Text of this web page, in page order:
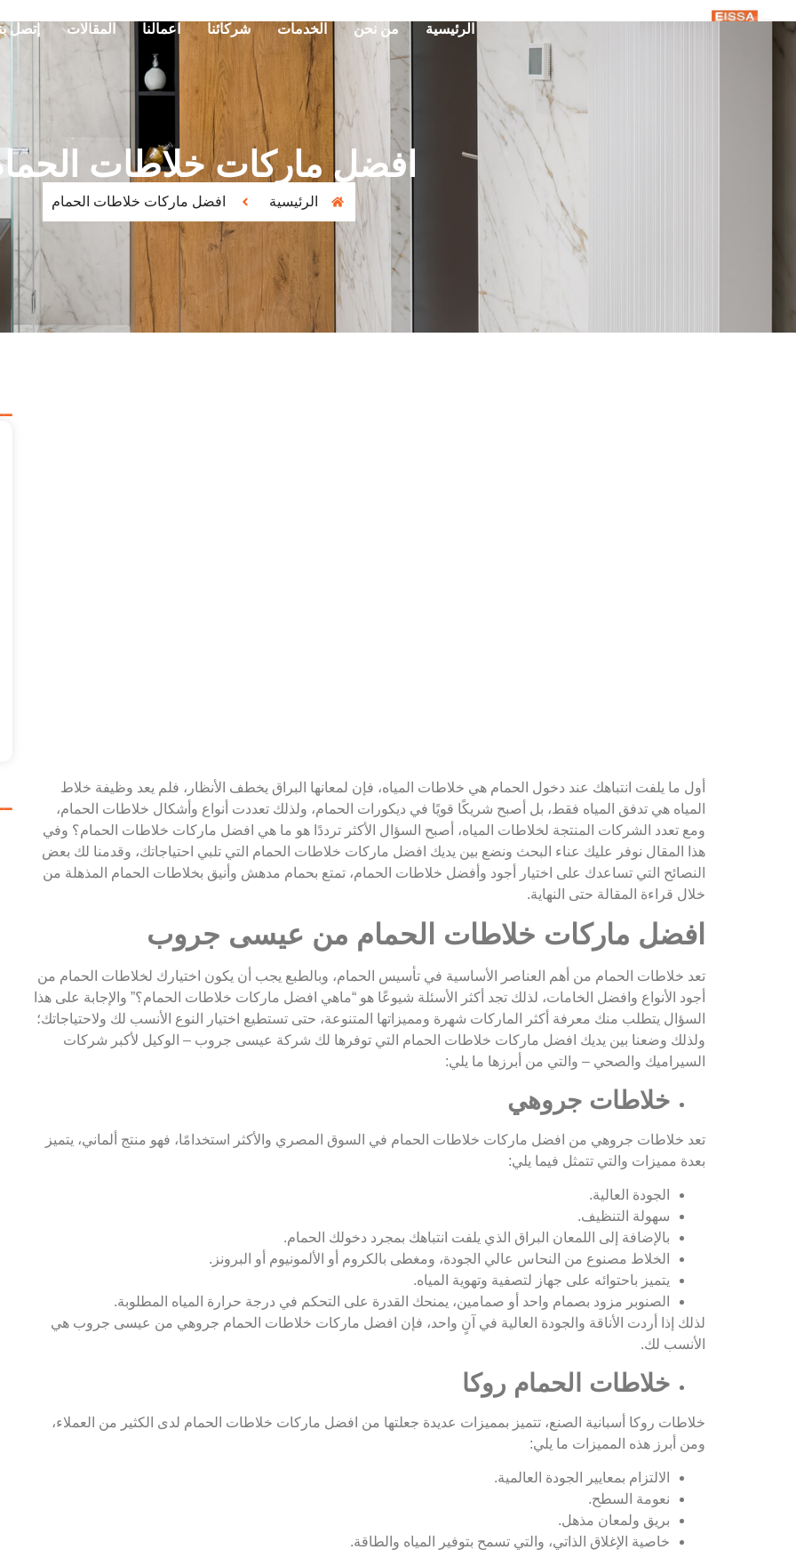
الرئيسية من نحن الخدمات شركائنا اعمالنا المقالات إتصل
افضل ماركات خلاطات
الرئيسية افضل ماركات خلاطات الحمام
أول ما يلفت انتباهك عند دخول الحمام هي خلاطات المياه، فإن لمعانها البراق يخطف الأنظار، فلم يعد وظيفة خلاط
المياه هي تدفق المياه فقط، بل أصبح شريكًا قويًا في ديكورات الحمام، ولذلك تعددت أنواع وأشكال خلاطات الحمام،
ومع تعدد الشركات المنتجة لخلاطات المياه، أصبح السؤال الأكثر ترددًا هو ما هي افضل ماركات خلاطات الحمام؟ وفي
هذا المقال نوفر عليك عناء البحث ونضع بين يديك افضل ماركات خلاطات الحمام التي تلبي احتياجاتك، وقدمنا لك بعض
النصائح التي تساعدك على اختيار أجود وأفضل خلاطات الحمام، تمتع بحمام مدهش وأنيق بخلاطات الحمام المذهلة من
خلال قراءة المقالة حتى النهاية.
افضل ماركات خلاطات الحمام من عيسى جروب
تعد خلاطات الحمام من أهم العناصر الأساسية في تأسيس الحمام، وبالطبع يجب أن يكون اختيارك لخلاطات الحمام من
أجود الأنواع وافضل الخامات، لذلك تجد أكثر الأسئلة شيوعًا هو “ماهي افضل ماركات خلاطات الحمام؟” والإجابة على هذا
السؤال يتطلب منك معرفة أكثر الماركات شهرة ومميزاتها المتنوعة، حتى تستطيع اختيار النوع الأنسب لك ولاحتياجاتك؛
ولذلك وضعنا بين يديك افضل ماركات خلاطات الحمام التي توفرها لك شركة عيسى جروب – الوكيل لأكبر شركات
السيراميك والصحي – والتي من أبرزها ما يلي:
خلاطات جروهي
تعد خلاطات جروهي من افضل ماركات خلاطات الحمام في السوق المصري والأكثر استخدامًا، فهو منتج ألماني، يتميز
بعدة مميزات والتي تتمثل فيما يلي:
الجودة العالية.
سهولة التنظيف.
بالإضافة إلى اللمعان البراق الذي يلفت انتباهك بمجرد دخولك الحمام.
الخلاط مصنوع من النحاس عالي الجودة، ومغطى بالكروم أو الألمونيوم أو البرونز.
يتميز باحتوائه على جهاز لتصفية وتهوية المياه.
الصنوبر مزود بصمام واحد أو صمامين، يمنحك القدرة على التحكم في درجة حرارة المياه المطلوبة.
لذلك إذا أردت الأناقة والجودة العالية في آنٍ واحد، فإن افضل ماركات خلاطات الحمام جروهي من عيسى جروب هي
الأنسب لك.
خلاطات الحمام روكا
خلاطات روكا أسبانية الصنع، تتميز بمميزات عديدة جعلتها من افضل ماركات خلاطات الحمام لدى الكثير من العملاء،
ومن أبرز هذه المميزات ما يلي:
الالتزام بمعايير الجودة العالمية.
نعومة السطح.
بريق ولمعان مذهل.
خاصية الإغلاق الذاتي، والتي تسمح بتوفير المياه والطاقة.